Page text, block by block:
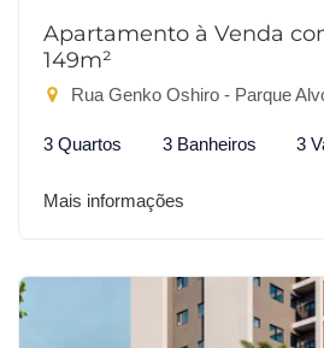
Apartamento à Venda
149m²
Rua Genko Oshiro - Parque
3 Quartos 3 Banheiros 3
Mais informações